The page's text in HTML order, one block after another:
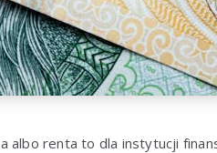
albo renta to dla instytucji